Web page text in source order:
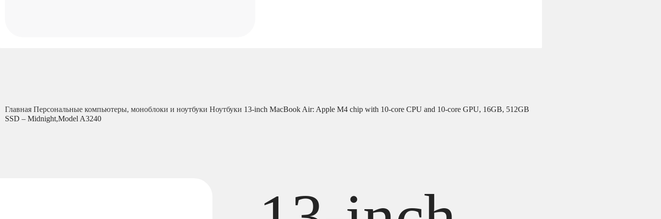
Главная Персональные компьютеры, моноблоки и ноутбуки Ноутбуки 13-inch MacBook Air: Apple M4 chip with 10-core CPU and 10-core GPU, 16GB, 512GB
SSD – Midnight,Model A3240